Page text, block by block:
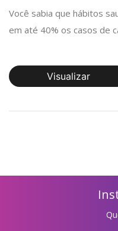
Você sabia que hábitos
em até 40% os casos de
Visualizar